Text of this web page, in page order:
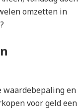
omzetten in
waardebepaling en
voor geld een